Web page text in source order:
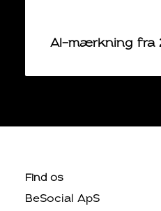
AI-mærkning fra
Find os
BeSocial ApS